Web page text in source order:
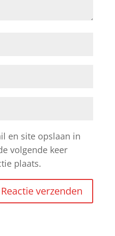
en site opslaan in
volgende keer
plaats.